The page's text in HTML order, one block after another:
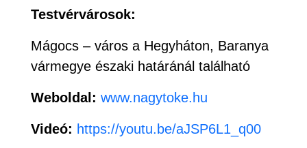
Testvérvárosok:
Mágocs – város a Hegyháton, Baranya
vármegye északi határánál található
Weboldal: www.nagytoke.hu
Videó: https://youtu.be/aJSP6L1_q00